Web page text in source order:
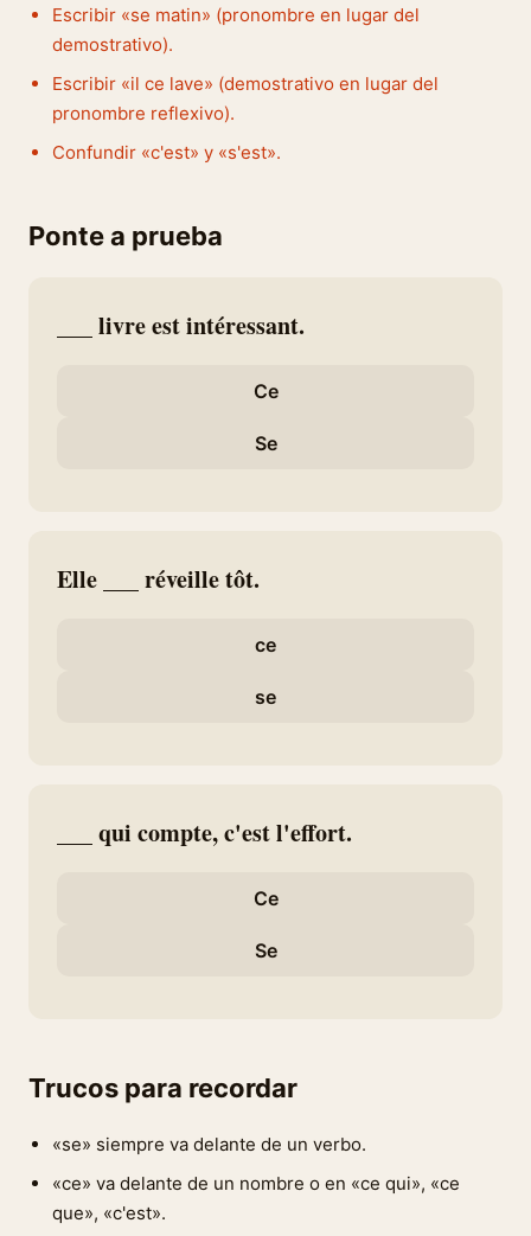
Escribir «se matin» (pronombre en lugar del
demostrativo).
Escribir «il ce lave» (demostrativo en lugar del
pronombre reflexivo).
Confundir «c'est» y «s'est».
Ponte a prueba
___ livre est intéressant.
Ce
Se
Elle ___ réveille tôt.
ce
se
___ qui compte, c'est l'effort.
Ce
Se
Trucos para recordar
«se» siempre va delante de un verbo.
«ce» va delante de un nombre o en «ce qui», «ce
que», «c'est».